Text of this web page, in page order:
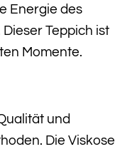
Energie des
Teppich ist
Momente.
und
Die Viskose